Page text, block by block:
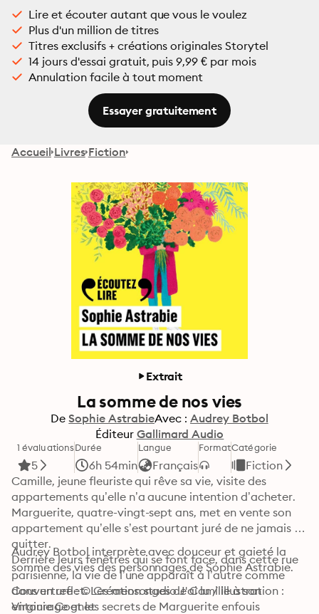
Lire et écouter autant que vous le voulez
Plus d'un million de titres
Titres exclusifs + créations originales Storytel
14 jours d'essai gratuit, puis 9,99 € par mois
Annulation facile à tout moment
Essayer gratuitement
Accueil Livres Fiction
Extrait
La somme de nos vies
De Sophie AstrabieAvec : Audrey Botbol
Éditeur Gallimard Audio
1 évaluations
5
Durée
6h 54min
Langue
Français
FormatCatégorie
Fiction
Camille, jeune fleuriste qui rêve sa vie, visite des
appartements qu’elle n’a aucune intention d’acheter.
Marguerite, quatre-vingt-sept ans, met en vente son
appartement qu’elle s’est pourtant juré de ne jamais
quitter.
Derrière leurs fenêtres qui se font face, dans cette rue
parisienne, la vie de l’une apparaît à l’autre comme
dans un reflet. Les mensonges de Camille à son
entourage et les secrets de Marguerite enfouis
Audrey Botbol interprète avec douceur et gaieté la
somme des vies des personnages de Sophie Astrabie.
Couverture : © Création studio J'ai lu / illustration :
Virginie Cognet